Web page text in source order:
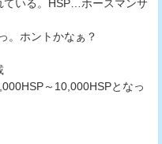
ている。HSP…ホースマンサ
。ホントかなぁ？
～10,000HSPとなっ